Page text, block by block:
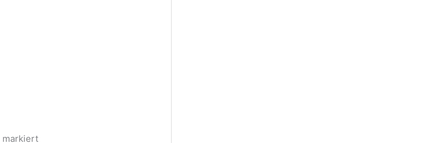
markiert